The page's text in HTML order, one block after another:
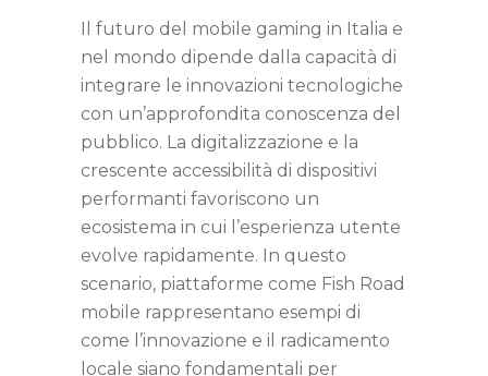
Il futuro del mobile gaming in Italia e
nel mondo dipende dalla capacità di
integrare le innovazioni tecnologiche
con un’approfondita conoscenza del
pubblico. La digitalizzazione e la
crescente accessibilità di dispositivi
performanti favoriscono un
ecosistema in cui l’esperienza utente
evolve rapidamente. In questo
scenario, piattaforme come Fish Road
mobile rappresentano esempi di
come l’innovazione e il radicamento
locale siano fondamentali per